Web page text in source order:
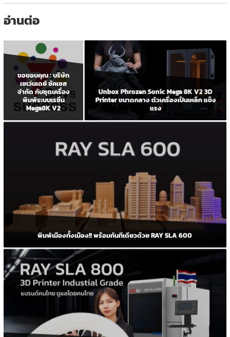
อ่านต่อ
ขอขอบคุณ : บริษัท
เซเว่นเดย์ ซัคเซส
จำกัด กับชุดเครื่อง
พิมพ์ระบบเรซิ่น
Mega8K V2
Unbox Phrozen Sonic Mega 8K V2 3D
Printer ขนาดกลาง ตัวเครื่องเป็นเหล็ก แข็ง
แรง
พิมพ์เมืองทั้งเมือง!! พร้อมกันทีเดียวด้วย RAY SLA 600